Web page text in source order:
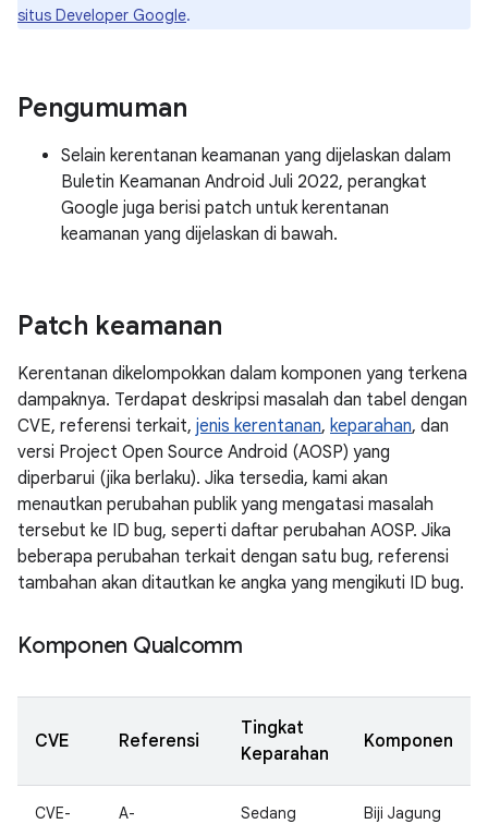
situs Developer Google.
Pengumuman
Selain kerentanan keamanan yang dijelaskan dalam
Buletin Keamanan Android Juli 2022, perangkat
Google juga berisi patch untuk kerentanan
keamanan yang dijelaskan di bawah.
Patch keamanan
Kerentanan dikelompokkan dalam komponen yang terkena
dampaknya. Terdapat deskripsi masalah dan tabel dengan
CVE, referensi terkait, jenis kerentanan, keparahan, dan
versi Project Open Source Android (AOSP) yang
diperbarui (jika berlaku). Jika tersedia, kami akan
menautkan perubahan publik yang mengatasi masalah
tersebut ke ID bug, seperti daftar perubahan AOSP. Jika
beberapa perubahan terkait dengan satu bug, referensi
tambahan akan ditautkan ke angka yang mengikuti ID bug.
Komponen Qualcomm
CVE Referensi
Tingkat
Keparahan
Komponen
CVE-
A-
Sedang
Biji Jagung